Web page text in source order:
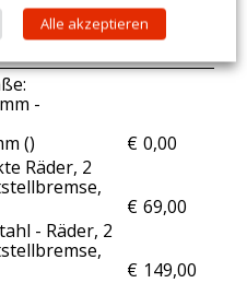
-
(
€ 0,00
)
Räder, 2
€ 69,00
- Räder, 2
€ 149,00
Alle akzeptieren